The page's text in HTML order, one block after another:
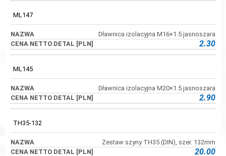
ML147
Dławnica izolacyjna M16×1.5 jasnoszara
2.30
ML145
Dławnica izolacyjna M20×1.5 jasnoszara
2.90
TH35-132
Zestaw szyny TH35 (DIN), szer. 132mm
20.00